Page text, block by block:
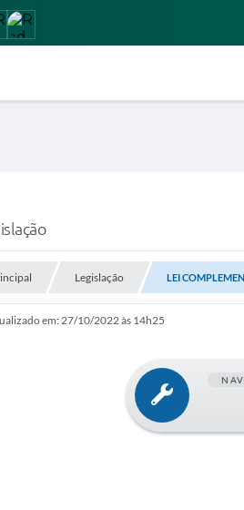
Legislação LEI
em: 27/10/2022 às 14h25